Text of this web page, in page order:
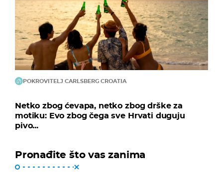
POKROVITELJ CARLSBERG CROATIA
Netko zbog ćevapa, netko zbog drške za
motiku: Evo zbog čega sve Hrvati duguju
pivo...
Pronađite što vas zanima